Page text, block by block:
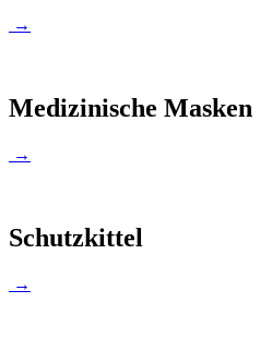
→
Medizinische Masken
→
Schutzkittel
→